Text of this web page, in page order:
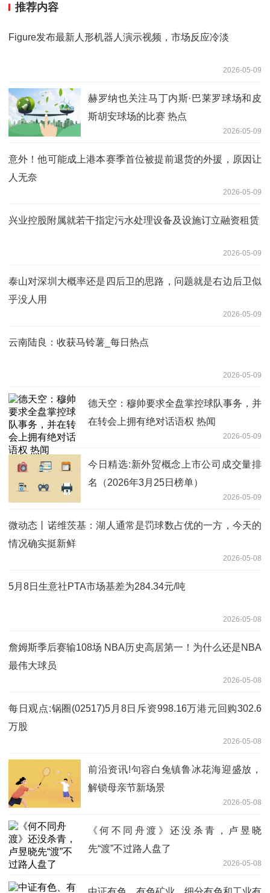
推荐内容
Figure发布最新人形机器人演示视频，市场反应冷淡
2026-05-09
赫罗纳也关注马丁内斯·巴莱罗球场和皮
斯胡安球场的比赛 热点
2026-05-09
意外！他可能成上港本赛季首位被提前退货的外援，原因让
人无奈
2026-05-09
兴业控股附属就若干指定污水处理设备及设施订立融资租赁
2026-05-09
泰山对深圳大概率还是四后卫的思路，问题就是右边后卫似
乎没人用
2026-05-09
云南陆良：收获马铃薯_每日热点
2026-05-09
德天空：穆帅要求全盘掌控球队事务，并
在转会上拥有绝对话语权 热闻
2026-05-09
今日精选:新外贸概念上市公司成交量排
名（2026年3月25日榜单）
2026-05-09
微动态丨诺维茨基：湖人通常是罚球数占优的一方，今天的
情况确实挺新鲜
2026-05-08
5月8日生意社PTA市场基差为284.34元/吨
2026-05-08
詹姆斯季后赛输108场 NBA历史高居第一！为什么还是NBA
最伟大球员
2026-05-08
每日观点:锅圈(02517)5月8日斥资998.16万港元回购302.6
万股
2026-05-08
前沿资讯!句容白兔镇鲁冰花海迎盛放，
解锁母亲节新场景
2026-05-08
《何不同舟渡》还没杀青，卢昱晓
先“渡”不过路人盘了
2026-05-08